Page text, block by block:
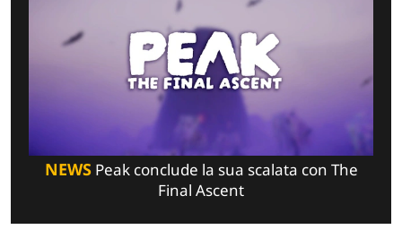
NEWSPeak conclude la sua scalata con The
Final Ascent